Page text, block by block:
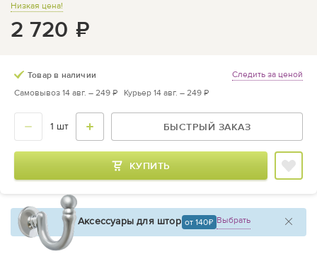
Низкая цена!
2 720 ₽
Товар в наличии
Следить за ценой
Самовывоз 14 авг. – 249 ₽ Курьер 14 авг. – 249 ₽
БЫСТРЫЙ ЗАКАЗ
КУПИТЬ
Аксессуары для штор от 140 Выбрать